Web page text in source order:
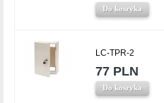
Do koszyka
LC-TPR-2
77 PLN
Do koszyka